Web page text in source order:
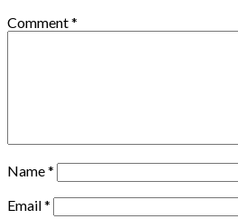
Comment*
Name*
Email*